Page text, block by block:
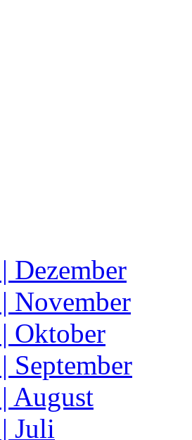
Dezember
November
Oktober
September
August
Juli